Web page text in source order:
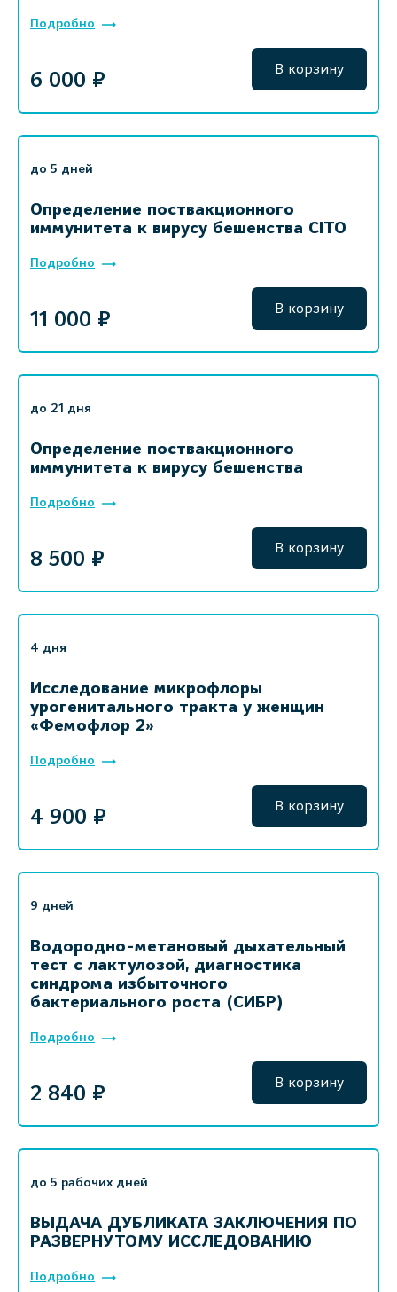
Подробно
6 000 ₽ В корзину
до 5 дней
Определение поствакционного
иммунитета к вирусу бешенства CITO
Подробно
11 000 ₽ В корзину
до 21 дня
Определение поствакционного
иммунитета к вирусу бешенства
Подробно
8 500 ₽ В корзину
4 дня
Исследование микрофлоры
урогенитального тракта у женщин
«Фемофлор 2»
Подробно
4 900 ₽ В корзину
9 дней
Водородно-метановый дыхательный
тест с лактулозой, диагностика
синдрома избыточного
бактериального роста (СИБР)
Подробно
2 840 ₽ В корзину
до 5 рабочих дней
ВЫДАЧА ДУБЛИКАТА ЗАКЛЮЧЕНИЯ ПО
РАЗВЕРНУТОМУ ИССЛЕДОВАНИЮ
Подробно